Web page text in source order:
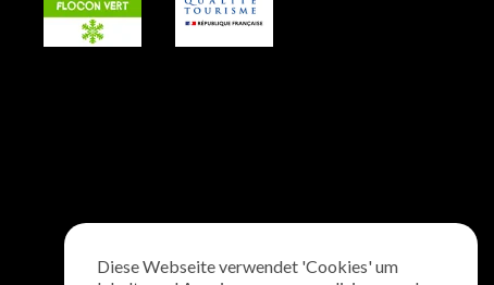
Diese Webseite verwendet 'Cookies' um